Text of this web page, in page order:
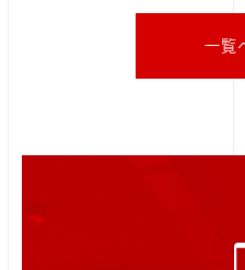
一覧